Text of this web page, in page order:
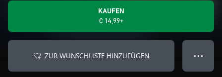
KAUFEN
€ 14,99+
ZUR WUNSCHLISTE HINZUFÜGEN ● ● ●